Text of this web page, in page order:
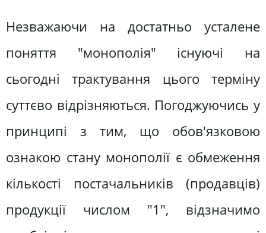
Незважаючи на достатньо усталене
поняття "монополія" існуючі на
сьогодні трактування цього терміну
суттєво відрізняються. Погоджуючись у
принципі з тим, що обов'язковою
ознакою стану монополії є обмеження
кількості постачальників (продавців)
продукції числом "1", відзначимо